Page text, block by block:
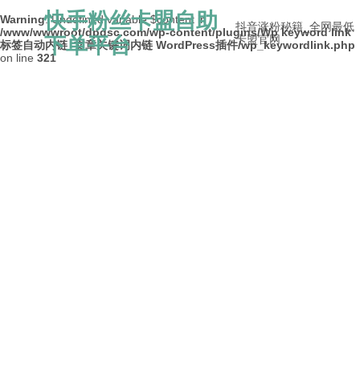
Warning: Undefined variable $content in
/www/wwwroot/dpdsc.com/wp-content/plugins/Wp keyword link
标签自动内链_文章关键词内链 WordPress插件/wp_keywordlink.php
on line 321
快手粉丝卡盟自助
下单平台
抖音涨粉秘籍_全网最低
卡盟官网